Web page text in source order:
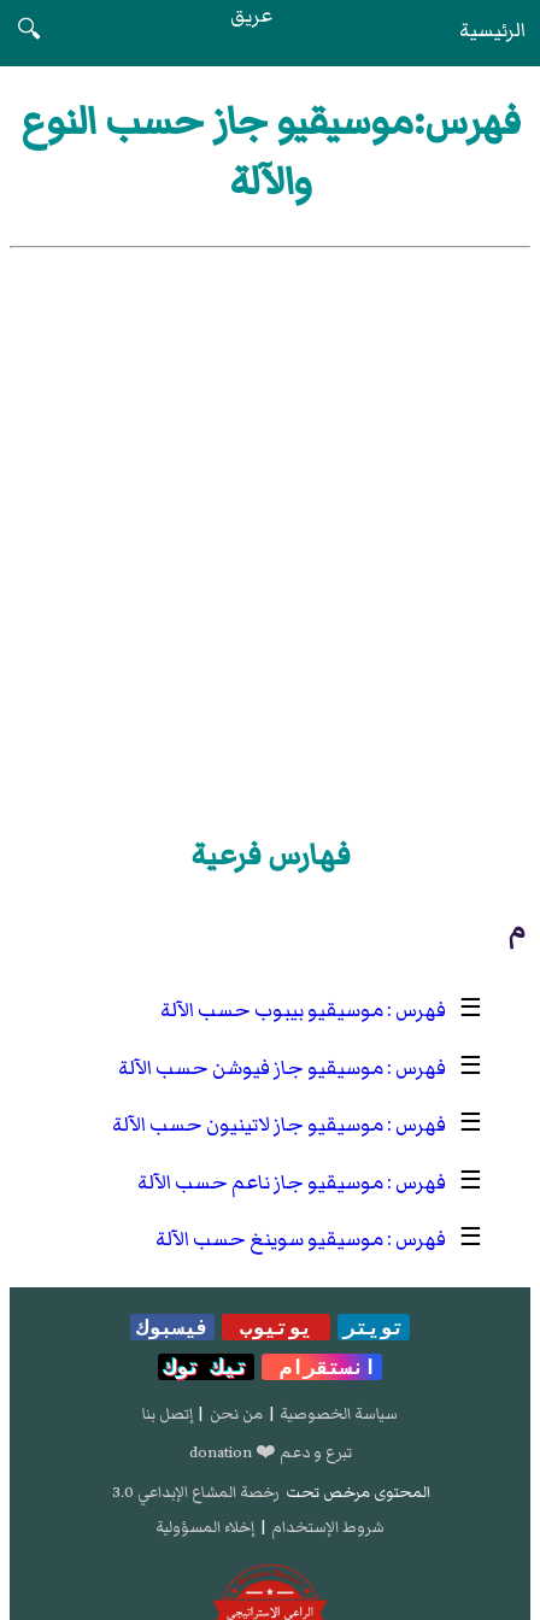
الرئيسية عريق
🔍
فهرس:موسيقيو جاز حسب النوع
والآلة
فهارس فرعية
م
☰
موسيقيو بيبوب حسب الآلة
☰
موسيقيو جاز فيوشن حسب الآلة
☰
موسيقيو جاز لاتينيون حسب الآلة
☰
موسيقيو جاز ناعم حسب الآلة
☰
موسيقيو سوينغ حسب الآلة
تويتر يوتيوب
فيسبوك
انستقرام
تيك توك
سياسة الخصوصية | من نحن | إتصل بنا
تبرع و دعم ❤️ donation
المحتوى مرخص تحت رخصة المشاع الإبداعي 3.0
شروط الإستخدام | إخلاء المسؤولية